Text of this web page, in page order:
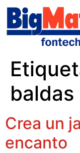
baldas
Crea un
encanto